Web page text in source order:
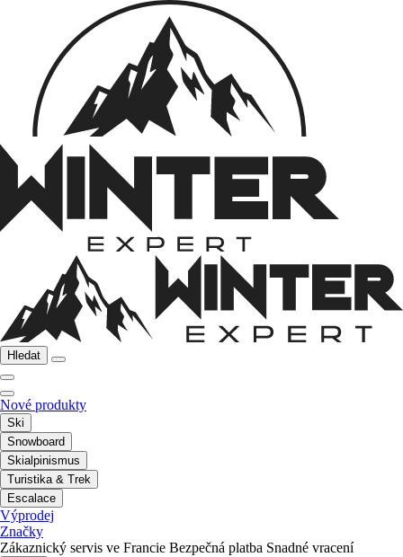
Hledat
Nové produkty
Ski
Snowboard
Skialpinismus
Turistika & Trek
Escalace
Výprodej
Značky
Zákaznický servis ve Francie Bezpečná platba Snadné vracení